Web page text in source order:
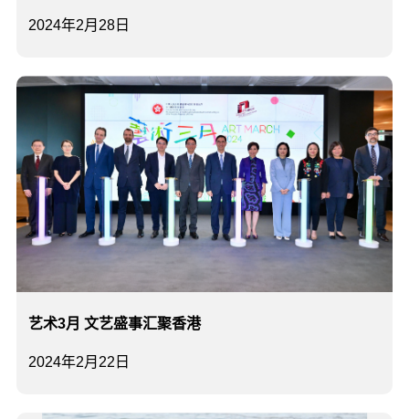
2024年2月28日
2024年2月22日
艺术3月 文艺盛事汇聚香港